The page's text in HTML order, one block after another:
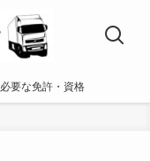
必要な免許・資格